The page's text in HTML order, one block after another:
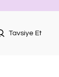
Tavsiye Et